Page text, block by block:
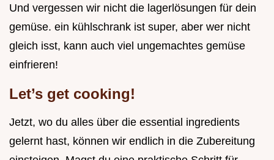
Und vergessen wir nicht die lagerlösungen für dein
gemüse. ein kühlschrank ist super, aber wer nicht
gleich isst, kann auch viel ungemachtes gemüse
einfrieren!
Let’s get cooking!
Jetzt, wo du alles über die essential ingredients
gelernt hast, können wir endlich in die Zubereitung